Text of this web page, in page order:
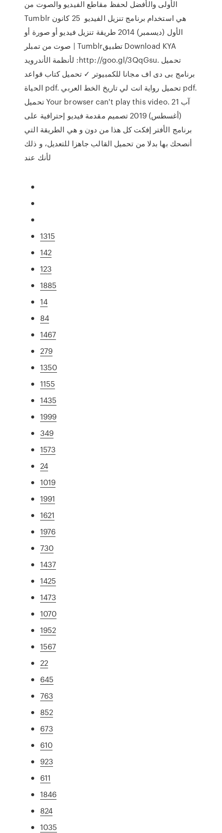
الأولى والأفضل لحفظ مقاطع الفيديو والصوت من
Tumblr هي استخدام برنامج تنزيل الفيديو 25 كانون
الأول (ديسمبر) 2014 طريقة تنزيل فيديو أو صورة أو
صوت من تمبلر | Tumblrتطبيق Download KYA
لأنظمة الأندرويد :http://goo.gl/3QqGsu. تحميل
برنامج بى دى اف مجانا للكمبيوتر ✓ تحميل كتاب قواعد
الحياة pdf. تحميل رواية انت لي تاريخ الخط العربي pdf.
تحميل Your browser can't play this video. 21 آب
(أغسطس) 2019 تصميم مقدمة فيديو إحترافية على
برنامج الأفتر إفكت كل هذا من دون و هي الطريقة التي
أنصحك بها بدلا من تحميل القالب جاهزا للتعديل، و ذلك
1315
142
123
1885
14
84
1467
279
1350
1155
1435
1999
349
1573
24
1019
1991
1621
1976
730
1437
1425
1473
1070
1952
1567
22
645
763
852
673
610
923
611
1846
824
1035